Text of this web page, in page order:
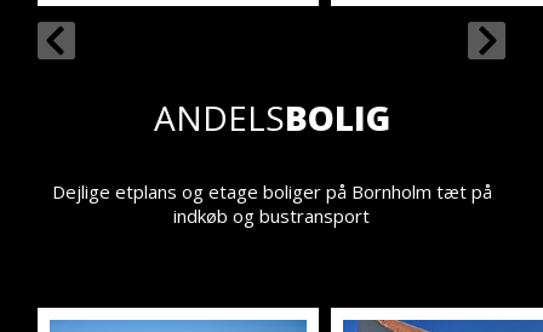
ANDELSBOLIG
Dejlige etplans og etage boliger på Bornholm tæt på
indkøb og bustransport